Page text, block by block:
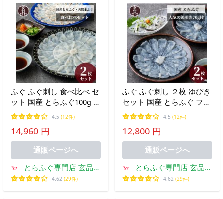
ふぐ ふぐ刺し 食べ比べ セ
ット 国産 とらふぐ100g ま
ふぐ 110g フグ てっさ フ
グ刺し ふぐ刺身 トラフグ
お礼 お返し 贈り物 お祝い
お中元 爆買
4.5 (12件)
14,960 円
通販ページへ
とらふぐ専門店 玄品ふ
ぐ
4.62 (29件)
ふぐ ふぐ刺し ２枚 ゆびき
セット 国産 とらふぐ フグ
ギフト てっさ 湯引き 二人
前 ふぐ刺身 フグ刺し 2026
お礼 お返し 贈り物 お祝い
お中元 爆買
4.5 (12件)
12,800 円
通販ページへ
とらふぐ専門店 玄品ふ
ぐ
4.62 (29件)